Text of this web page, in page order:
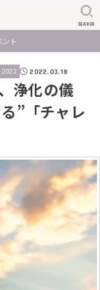
SEARCH
ト
2022 2022.03.18
浄化の儀
”「チャレ